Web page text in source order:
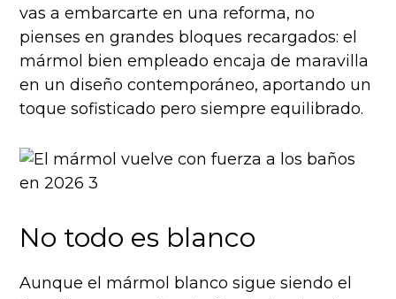
vas a embarcarte en una reforma, no
pienses en grandes bloques recargados: el
mármol bien empleado encaja de maravilla
en un diseño contemporáneo, aportando un
toque sofisticado pero siempre equilibrado.
No todo es blanco
Aunque el mármol blanco sigue siendo el